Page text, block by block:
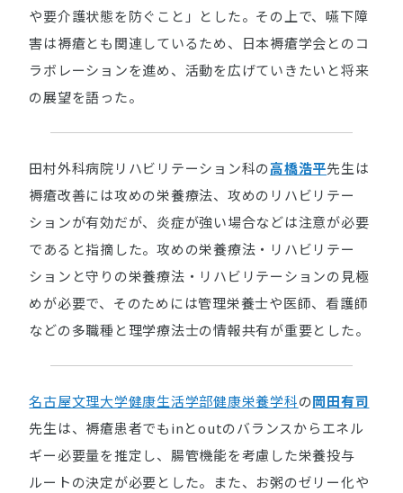
や要介護状態を防ぐこと」とした。その上で、嚥下障
害は褥瘡とも関連しているため、日本褥瘡学会とのコ
ラボレーションを進め、活動を広げていきたいと将来
の展望を語った。
田村外科病院リハビリテーション科の高橋浩平先生は
褥瘡改善には攻めの栄養療法、攻めのリハビリテー
ションが有効だが、炎症が強い場合などは注意が必要
であると指摘した。攻めの栄養療法・リハビリテー
ションと守りの栄養療法・リハビリテーションの見極
めが必要で、そのためには管理栄養士や医師、看護師
などの多職種と理学療法士の情報共有が重要とした。
名古屋文理大学健康生活学部健康栄養学科の岡田有司
先生は、褥瘡患者でもinとoutのバランスからエネル
ギー必要量を推定し、腸管機能を考慮した栄養投与
ルートの決定が必要とした。また、お粥のゼリー化や